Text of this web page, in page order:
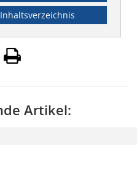
Inhaltsverzeichnis
Artikel: